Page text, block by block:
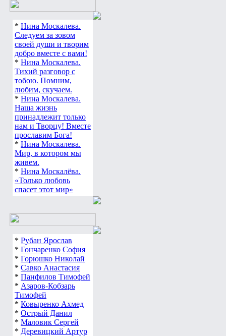
* Нина Москалева.
Следуем за зовом
своей души и творим
добро вместе с вами!
* Нина Москалева.
Тихий разговор с
тобою. Помним,
любим, скучаем.
* Нина Москалева.
Наша жизнь
принадлежит только
нам и Творцу! Вместе
прославим Бога!
* Нина Москалева.
Мир, в котором мы
живем.
* Нина Москалёва.
«Только любовь
спасет этот мир»
* Рубан Ярослав
* Гончаренко София
* Горюшко Николай
* Савко Анастасия
* Панфилов Тимофей
* Азаров-Кобзарь
Тимофей
* Ковыренко Ахмед
* Острый Данил
* Маловик Сергей
* Деревицкий Артур